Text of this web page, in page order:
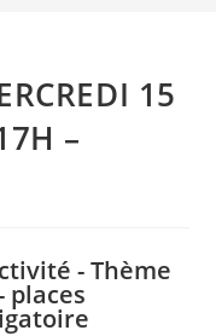
15
–
- Thème
places